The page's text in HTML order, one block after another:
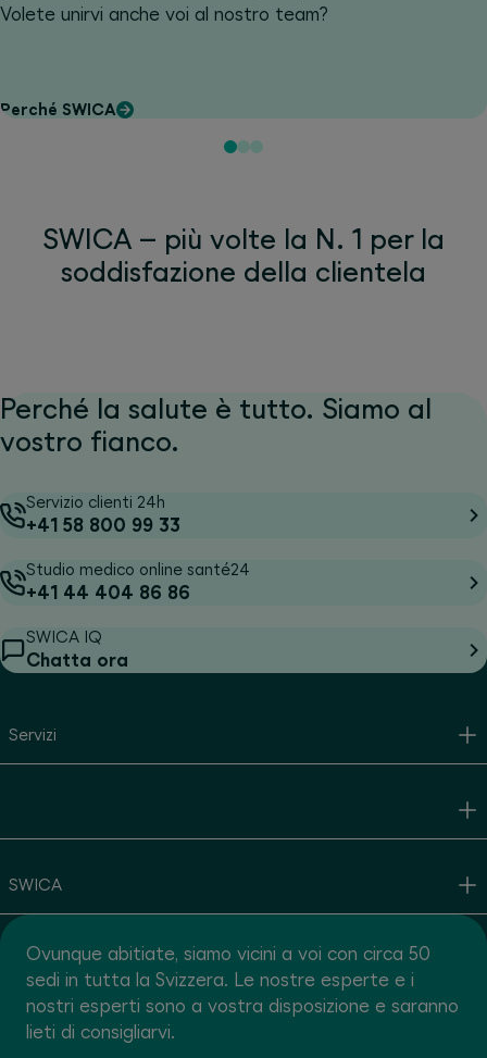
Volete unirvi anche voi al nostro team?
Perché SWICA
SWICA – più volte la N. 1 per la
soddisfazione della clientela
Perché la salute è tutto. Siamo al
vostro fianco.
Servizio clienti 24h
+41 58 800 99 33
Studio medico online santé24
+41 44 404 86 86
SWICA IQ
Chatta ora
Servizi
SWICA
Ovunque abitiate, siamo vicini a voi con circa 50
sedi in tutta la Svizzera. Le nostre esperte e i
nostri esperti sono a vostra disposizione e saranno
lieti di consigliarvi.